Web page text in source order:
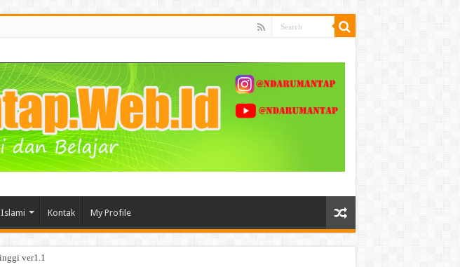
Islami Kontak My Profile